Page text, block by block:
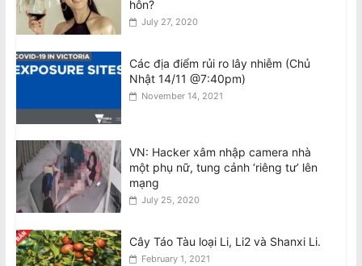
BẢN TUYÊN BỐ: Về việc thực hiện
nghĩa vụ bàn giao theo Nội Quy 2024
August 6, 2026
Bài phản biện Thông Báo của bà
August 6, 2026
hôn?
July 27, 2020
Các địa điểm rủi ro lây nhiễm (Chủ
Nhật 14/11 @7:40pm)
November 14, 2021
VN: Hacker xâm nhập camera nhà
một phụ nữ, tung cảnh ‘riêng tư’ lên
mạng
July 25, 2020
Cây Táo Tàu loại Li, Li2 và Shanxi Li.
February 1, 2021